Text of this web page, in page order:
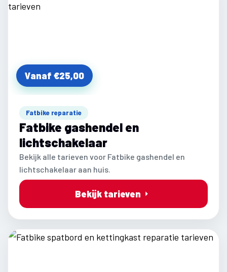
Vanaf €25,00
Fatbike reparatie
Fatbike gashendel en
lichtschakelaar
Bekijk alle tarieven voor Fatbike gashendel en
lichtschakelaar aan huis.
Bekijk tarieven